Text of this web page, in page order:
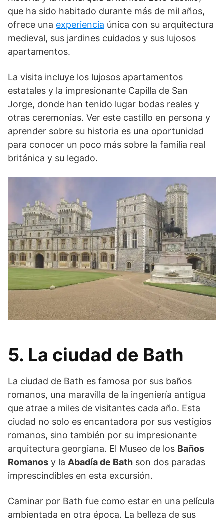
que ha sido habitado durante más de mil años,
ofrece una experiencia única con su arquitectura
medieval, sus jardines cuidados y sus lujosos
apartamentos.
La visita incluye los lujosos apartamentos
estatales y la impresionante Capilla de San
Jorge, donde han tenido lugar bodas reales y
otras ceremonias. Ver este castillo en persona y
aprender sobre su historia es una oportunidad
para conocer un poco más sobre la familia real
británica y su legado.
5. La ciudad de Bath
La ciudad de Bath es famosa por sus baños
romanos, una maravilla de la ingeniería antigua
que atrae a miles de visitantes cada año. Esta
ciudad no solo es encantadora por sus vestigios
romanos, sino también por su impresionante
arquitectura georgiana. El Museo de los Baños
Romanos y la Abadía de Bath son dos paradas
imprescindibles en esta excursión.
Caminar por Bath fue como estar en una película
ambientada en otra época. La belleza de sus